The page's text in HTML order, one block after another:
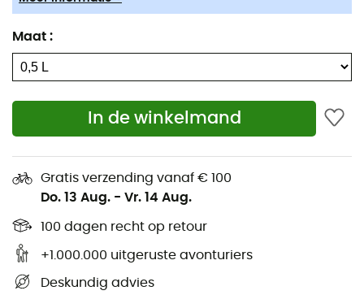
Maat :
In de winkelmand
Gratis verzending vanaf € 100
Do. 13 Aug. - Vr. 14 Aug.
100 dagen recht op retour
+1.000.000 uitgeruste avonturiers
Deskundig advies